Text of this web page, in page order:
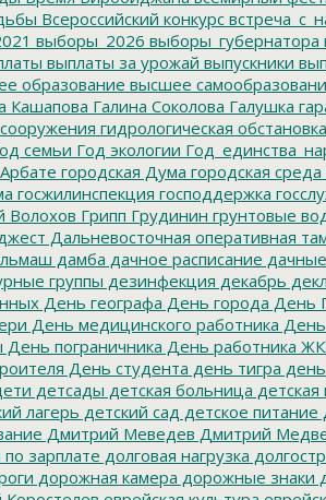
Всероссийский конкурс
выборы_2026 выборы_губернатора
выплаты за урожай выпускники
образование высшее
Кашапова Галина Соколова Галушка
гидрологическая обстановка
семьи Год экологии
городская Дума городская среда
госжилинспекция господдержка
Волохов Грипп Грудинин грунтовые
Дальневосточная оперативная
дамба дачное расписание
группы дезинфекция декабрь
День географа День города День
День медицинского работника
День пограничника День работника
День студента день тигра
детсады детская больница
лагерь детский сад детское питание
Дмитрий Меведев Дмитрий
по зарплате долговая нагрузка
дорожная камера дорожные знаки